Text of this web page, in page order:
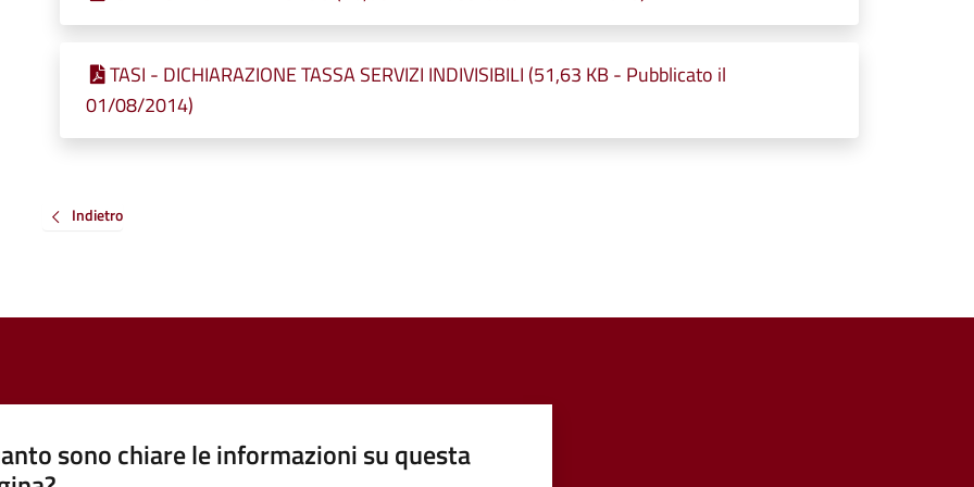
TASI - DICHIARAZIONE TASSA SERVIZI INDIVISIBILI (51,63 KB - Pubblicato il
01/08/2014)
Indietro
sono chiare le informazioni su questa